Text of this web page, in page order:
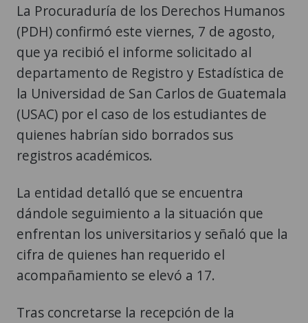
La Procuraduría de los Derechos Humanos
(PDH) confirmó este viernes, 7 de agosto,
que ya recibió el informe solicitado al
departamento de Registro y Estadística de
la Universidad de San Carlos de Guatemala
(USAC) por el caso de los estudiantes de
quienes habrían sido borrados sus
registros académicos.
La entidad detalló que se encuentra
dándole seguimiento a la situación que
enfrentan los universitarios y señaló que la
cifra de quienes han requerido el
acompañamiento se elevó a 17.
Tras concretarse la recepción de la